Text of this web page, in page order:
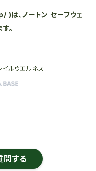
問する
、ノートン セーフウェ
。
ルウエルネス